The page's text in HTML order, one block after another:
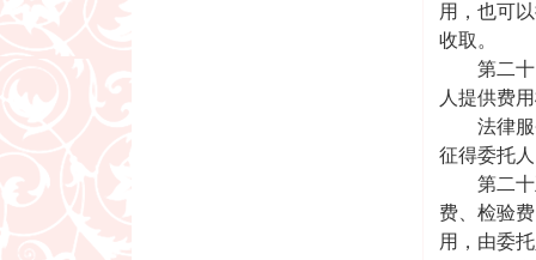
用，也可
收取。
第二十四
人提供费
法律服务
征得委托
第二十五
费、检验
用，由委